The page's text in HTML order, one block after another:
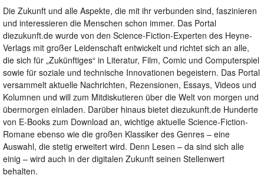
Die Zukunft und alle Aspekte, die mit ihr verbunden sind, faszinieren
und interessieren die Menschen schon immer. Das Portal
diezukunft.de wurde von den Science-Fiction-Experten des Heyne-
Verlags mit großer Leidenschaft entwickelt und richtet sich an alle,
die sich für „Zukünftiges“ in Literatur, Film, Comic und Computerspiel
sowie für soziale und technische Innovationen begeistern. Das Portal
versammelt aktuelle Nachrichten, Rezensionen, Essays, Videos und
Kolumnen und will zum Mitdiskutieren über die Welt von morgen und
übermorgen einladen. Darüber hinaus bietet diezukunft.de Hunderte
von E-Books zum Download an, wichtige aktuelle Science-Fiction-
Romane ebenso wie die großen Klassiker des Genres – eine
Auswahl, die stetig erweitert wird. Denn Lesen – da sind sich alle
einig – wird auch in der digitalen Zukunft seinen Stellenwert
behalten.